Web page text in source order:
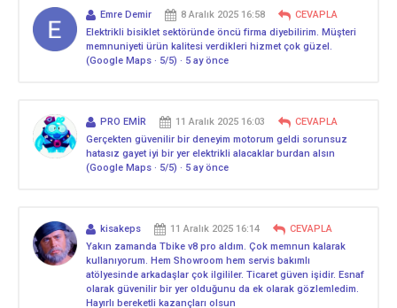
Emre Demir 8 Aralık 2025 16:58
CEVAPLA
Elektrikli bisiklet sektöründe öncü firma diyebilirim. Müşteri
memnuniyeti ürün kalitesi verdikleri hizmet çok güzel.
(Google Maps · 5/5) · 5 ay önce
PRO EMİR 11 Aralık 2025 16:03
CEVAPLA
Gerçekten güvenilir bir deneyim motorum geldi sorunsuz
hatasız gayet iyi bir yer elektrikli alacaklar burdan alsın
(Google Maps · 5/5) · 5 ay önce
kisakeps 11 Aralık 2025 16:14
CEVAPLA
Yakın zamanda Tbike v8 pro aldım. Çok memnun kalarak
kullanıyorum. Hem Showroom hem servis bakımlı
atölyesinde arkadaşlar çok ilgililer. Ticaret güven işidir. Esnaf
olarak güvenilir bir yer olduğunu da ek olarak gözlemledim.
Hayırlı bereketli kazançları olsun